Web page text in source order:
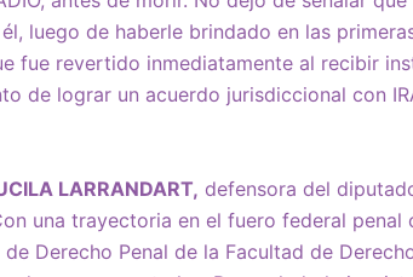
luego de haberle brindado en las
fue revertido inmediatamente al recibir
de lograr un acuerdo jurisdiccional con
LARRANDART, defensora del
una trayectoria en el fuero federal
Derecho Penal de la Facultad de